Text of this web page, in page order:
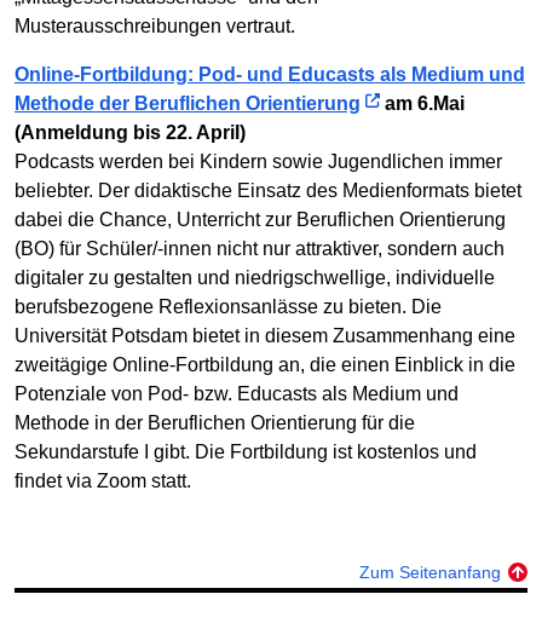
Musterausschreibungen vertraut.
Online-Fortbildung: Pod- und Educasts als Medium und
Methode der Beruflichen Orientierung
am 6.Mai
(Anmeldung bis 22. April)
Podcasts werden bei Kindern sowie Jugendlichen immer
beliebter. Der didaktische Einsatz des Medienformats bietet
dabei die Chance, Unterricht zur Beruflichen Orientierung
(BO) für Schüler/-innen nicht nur attraktiver, sondern auch
digitaler zu gestalten und niedrigschwellige, individuelle
berufsbezogene Reflexionsanlässe zu bieten. Die
Universität Potsdam bietet in diesem Zusammenhang eine
zweitägige Online-Fortbildung an, die einen Einblick in die
Potenziale von Pod- bzw. Educasts als Medium und
Methode in der Beruflichen Orientierung für die
Sekundarstufe I gibt. Die Fortbildung ist kostenlos und
findet via Zoom statt.
Zum Seitenanfang